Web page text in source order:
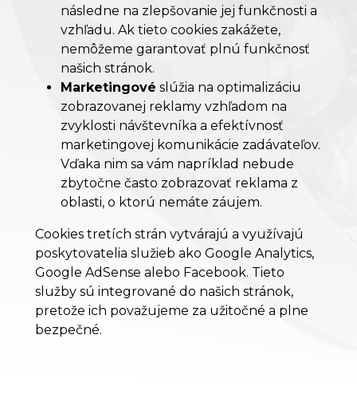
následne na zlepšovanie jej funkčnosti a
vzhľadu. Ak tieto cookies zakážete,
nemôžeme garantovať plnú funkčnosť
našich stránok.
Marketingové slúžia na optimalizáciu
zobrazovanej reklamy vzhľadom na
zvyklosti návštevníka a efektívnosť
marketingovej komunikácie zadávateľov.
Vďaka nim sa vám napríklad nebude
zbytočne často zobrazovať reklama z
oblasti, o ktorú nemáte záujem.
Cookies tretích strán vytvárajú a využívajú
poskytovatelia služieb ako Google Analytics,
Google AdSense alebo Facebook. Tieto
služby sú integrované do našich stránok,
pretože ich považujeme za užitočné a plne
bezpečné.